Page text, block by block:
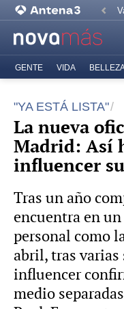
GENTE VIDA
"YA ESTÁ LISTA"
La nueva
Madrid: Así
influencer
Tras un año
encuentra en
personal como
abril, tras varias
influencer
medio